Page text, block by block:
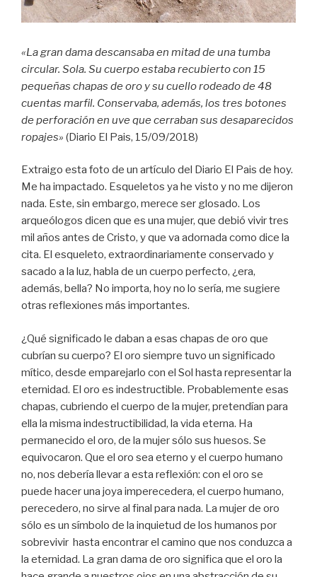
«La gran dama descansaba en mitad de una tumba
circular. Sola. Su cuerpo estaba recubierto con 15
pequeñas chapas de oro y su cuello rodeado de 48
cuentas marfil. Conservaba, además, los tres botones
de perforación en uve que cerraban sus desaparecidos
ropajes» (Diario El Pais, 15/09/2018)
Extraigo esta foto de un artículo del Diario El Pais de hoy.
Me ha impactado. Esqueletos ya he visto y no me dijeron
nada. Este, sin embargo, merece ser glosado. Los
arqueólogos dicen que es una mujer, que debió vivir tres
mil años antes de Cristo, y que va adornada como dice la
cita. El esqueleto, extraordinariamente conservado y
sacado a la luz, habla de un cuerpo perfecto, ¿era,
además, bella? No importa, hoy no lo sería, me sugiere
otras reflexiones más importantes.
¿Qué significado le daban a esas chapas de oro que
cubrían su cuerpo? El oro siempre tuvo un significado
mítico, desde emparejarlo con el Sol hasta representar la
eternidad. El oro es indestructible. Probablemente esas
chapas, cubriendo el cuerpo de la mujer, pretendían para
ella la misma indestructibilidad, la vida eterna. Ha
permanecido el oro, de la mujer sólo sus huesos. Se
equivocaron. Que el oro sea eterno y el cuerpo humano
no, nos debería llevar a esta reflexión: con el oro se
puede hacer una joya imperecedera, el cuerpo humano,
perecedero, no sirve al final para nada. La mujer de oro
sólo es un símbolo de la inquietud de los humanos por
sobrevivir hasta encontrar el camino que nos conduzca a
la eternidad. La gran dama de oro significa que el oro la